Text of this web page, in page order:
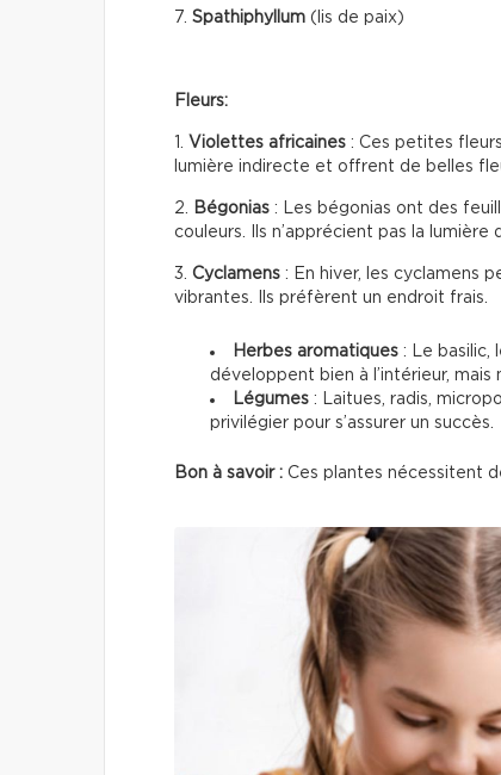
7. Spathiphyllum (lis de paix)
Fleurs:
1. Violettes africaines : Ces petites
lumière indirecte et offrent de belles
2. Bégonias : Les bégonias ont des
couleurs. Ils n’apprécient pas la lumière
3. Cyclamens : En hiver, les cyclamens
vibrantes. Ils préfèrent un endroit frais.
Herbes aromatiques : Le basilic,
développent bien à l’intérieur,
Légumes : Laitues, radis,
privilégier pour s’assurer un succès.
Bon à savoir : Ces plantes nécessitent